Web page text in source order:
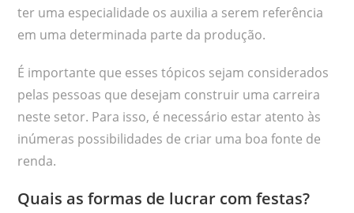
ter uma especialidade os auxilia a serem referência
em uma determinada parte da produção.
É importante que esses tópicos sejam considerados
pelas pessoas que desejam construir uma carreira
neste setor. Para isso, é necessário estar atento às
inúmeras possibilidades de criar uma boa fonte de
renda.
Quais as formas de lucrar com festas?